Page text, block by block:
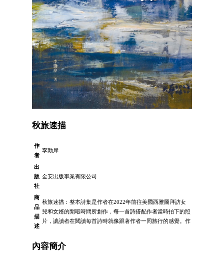
秋旅速描
作
者
李勤岸
出
版
社
金安出版事業有限公司
商
品
描
述
秋旅速描：整本詩集是作者在2022年前往美國西雅圖拜訪女
兒和女婿的閒暇時間所創作，每一首詩搭配作者當時拍下的照
片，讓讀者在閱讀每首詩時就像跟著作者一同旅行的感覺。作
內容簡介